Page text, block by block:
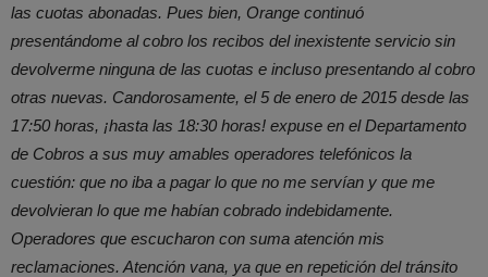
las cuotas abonadas. Pues bien, Orange continuó
presentándome al cobro los recibos del inexistente servicio sin
devolverme ninguna de las cuotas e incluso presentando al cobro
otras nuevas. Candorosamente, el 5 de enero de 2015 desde las
17:50 horas, ¡hasta las 18:30 horas! expuse en el Departamento
de Cobros a sus muy amables operadores telefónicos la
cuestión: que no iba a pagar lo que no me servían y que me
devolvieran lo que me habían cobrado indebidamente.
Operadores que escucharon con suma atención mis
reclamaciones. Atención vana, ya que en repetición del tránsito